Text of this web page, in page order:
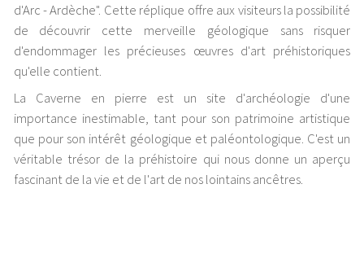
d'Arc - Ardèche". Cette réplique offre aux visiteurs la possibilité
de découvrir cette merveille géologique sans risquer
d'endommager les précieuses œuvres d'art préhistoriques
qu'elle contient.
La Caverne en pierre est un site d'archéologie d'une
importance inestimable, tant pour son patrimoine artistique
que pour son intérêt géologique et paléontologique. C'est un
véritable trésor de la préhistoire qui nous donne un aperçu
fascinant de la vie et de l'art de nos lointains ancêtres.